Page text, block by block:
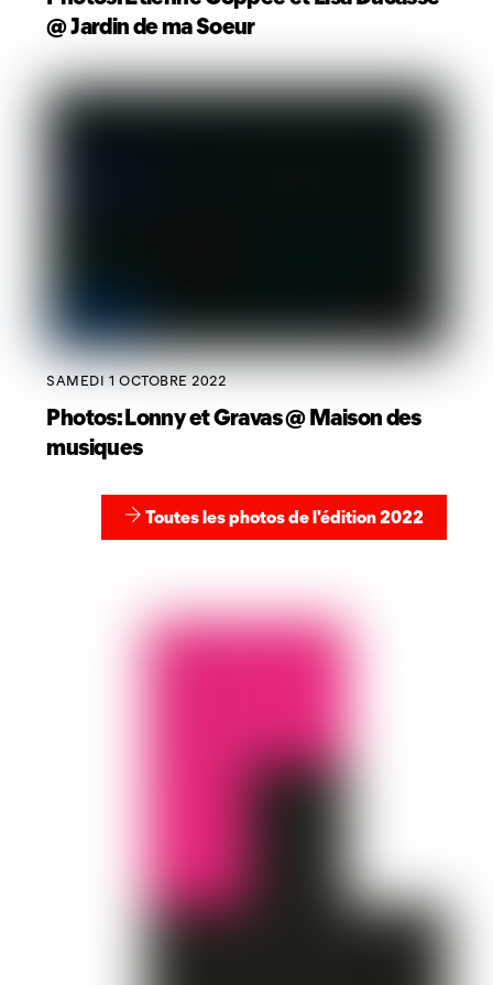
@ Jardin de ma Soeur
SAMEDI 1 OCTOBRE 2022
Photos: Lonny et Gravas @ Maison des
musiques
Toutes les photos de l'édition 2022